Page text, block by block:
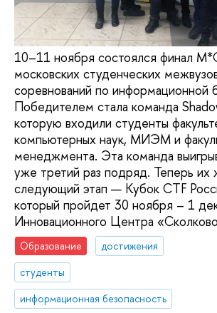
10–11 ноября состоялся финал
московских студенческих
соревнований по информационной
Победителем стала команда
которую входили студенты
компьютерных наук, МИЭМ и
менеджмента. Эта команда
уже третий раз подряд. Теперь их
следующий этап — Кубок CTF
который пройдет 30 ноября – 1
Инновационного Центра
Образование
достижения
студенты
информационная безопасность